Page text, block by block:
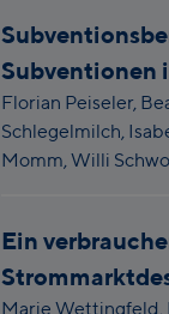
Subventionen
Florian Peiseler,
Schlegelmilch,
Momm,Willi
Ein
Marie Wettingfeld,